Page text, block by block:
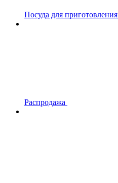
Посуда для приготовления
Распродажа